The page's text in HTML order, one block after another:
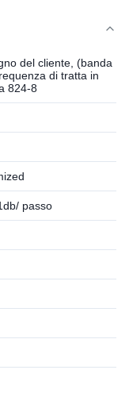
del cliente, (banda
di tratta in
824-8
passo